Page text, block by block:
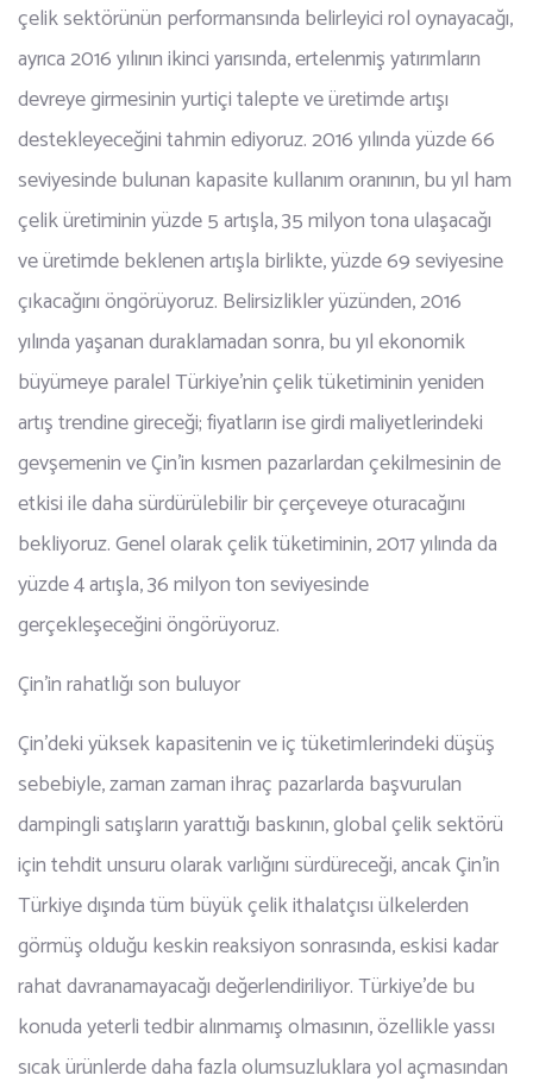
çelik sektörünün performansında belirleyici rol oynayacağı,
ayrıca 2016 yılının ikinci yarısında, ertelenmiş yatırımların
devreye girmesinin yurtiçi talepte ve üretimde artışı
destekleyeceğini tahmin ediyoruz. 2016 yılında yüzde 66
seviyesinde bulunan kapasite kullanım oranının, bu yıl ham
çelik üretiminin yüzde 5 artışla, 35 milyon tona ulaşacağı
ve üretimde beklenen artışla birlikte, yüzde 69 seviyesine
çıkacağını öngörüyoruz. Belirsizlikler yüzünden, 2016
yılında yaşanan duraklamadan sonra, bu yıl ekonomik
büyümeye paralel Türkiye’nin çelik tüketiminin yeniden
artış trendine gireceği; fiyatların ise girdi maliyetlerindeki
gevşemenin ve Çin’in kısmen pazarlardan çekilmesinin de
etkisi ile daha sürdürülebilir bir çerçeveye oturacağını
bekliyoruz. Genel olarak çelik tüketiminin, 2017 yılında da
yüzde 4 artışla, 36 milyon ton seviyesinde
gerçekleşeceğini öngörüyoruz.
Çin’in rahatlığı son buluyor
Çin’deki yüksek kapasitenin ve iç tüketimlerindeki düşüş
sebebiyle, zaman zaman ihraç pazarlarda başvurulan
dampingli satışların yarattığı baskının, global çelik sektörü
için tehdit unsuru olarak varlığını sürdüreceği, ancak Çin’in
Türkiye dışında tüm büyük çelik ithalatçısı ülkelerden
görmüş olduğu keskin reaksiyon sonrasında, eskisi kadar
rahat davranamayacağı değerlendiriliyor. Türkiye’de bu
konuda yeterli tedbir alınmamış olmasının, özellikle yassı
sıcak ürünlerde daha fazla olumsuzluklara yol açmasından